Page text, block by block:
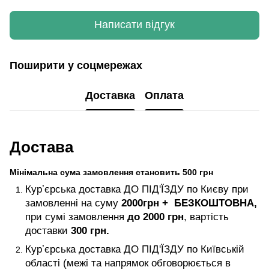
Написати відгук
Поширити у соцмережах
Доставка Оплата
Достава
Мінімальна сума замовлення становить 500 грн
Курʼєрська доставка ДО ПІД'ЇЗДУ по Києву при
замовленні на суму 2000грн + БЕЗКОШТОВНА,
при сумі замовлення до 2000 грн, вартість
доставки 300 грн.
Курʼєрська доставка ДО ПІД'ЇЗДУ по Київській
області (межі та напрямок обговорюється в